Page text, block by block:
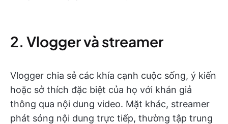
2. Vlogger và streamer
Vlogger chia sẻ các khía cạnh cuộc sống, ý kiến
hoặc sở thích đặc biệt của họ với khán giả
thông qua nội dung video. Mặt khác, streamer
phát sóng nội dung trực tiếp, thường tập trung